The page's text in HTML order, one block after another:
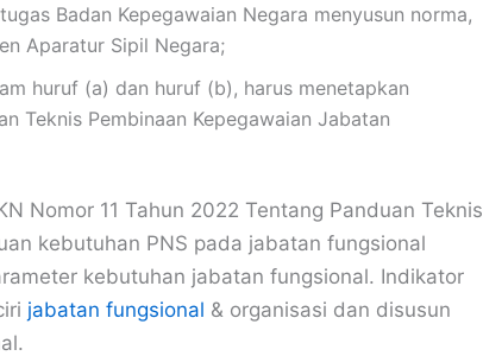
Badan Kepegawaian Negara menyusun norma,
Aparatur Sipil Negara;
huruf (a) dan huruf (b), harus menetapkan
Teknis Pembinaan Kepegawaian Jabatan
Nomor 11 Tahun 2022 Tentang Panduan Teknis
kebutuhan PNS pada jabatan fungsional
kebutuhan jabatan fungsional. Indikator
jabatan fungsional & organisasi dan disusun